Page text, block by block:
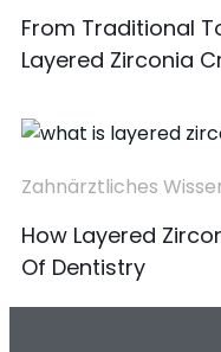
From Traditional
Layered Zirconia
Zahnärztliches
How Layered
Of Dentistry